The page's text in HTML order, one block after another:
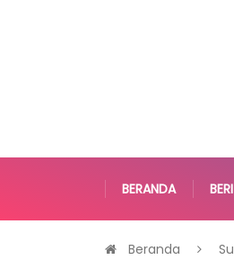
BERANDA
Beranda